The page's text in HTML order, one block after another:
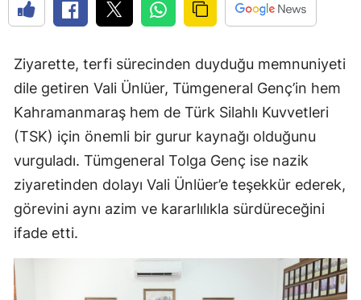
Ziyarette, terfi sürecinden duyduğu memnuniyeti
dile getiren Vali Ünlüer, Tümgeneral Genç’in hem
Kahramanmaraş hem de Türk Silahlı Kuvvetleri
(TSK) için önemli bir gurur kaynağı olduğunu
vurguladı. Tümgeneral Tolga Genç ise nazik
ziyaretinden dolayı Vali Ünlüer’e teşekkür ederek,
görevini aynı azim ve kararlılıkla sürdüreceğini
ifade etti.